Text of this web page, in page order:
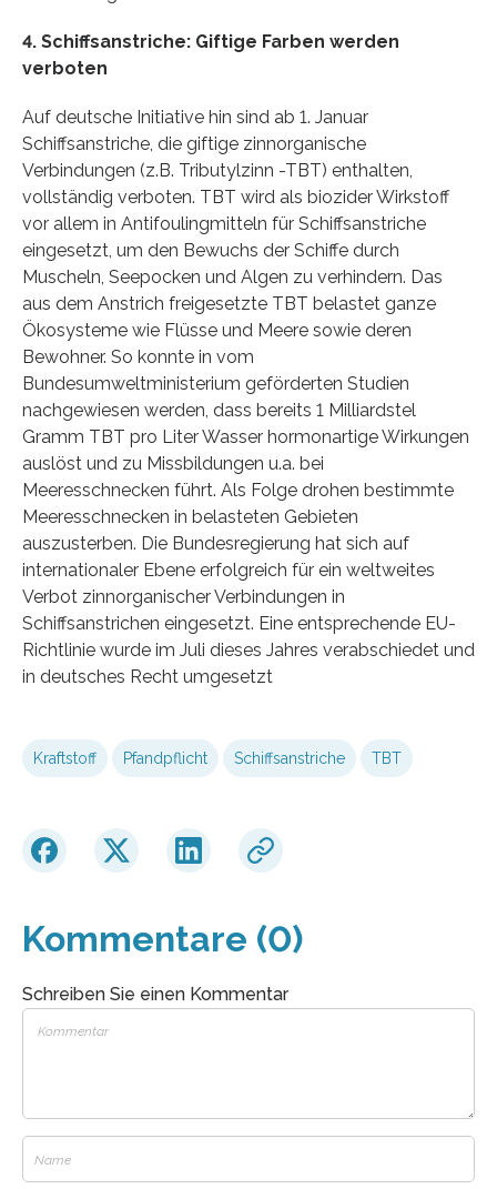
4. Schiffsanstriche: Giftige Farben werden
verboten
Auf deutsche Initiative hin sind ab 1. Januar
Schiffsanstriche, die giftige zinnorganische
Verbindungen (z.B. Tributylzinn -TBT) enthalten,
vollständig verboten. TBT wird als biozider Wirkstoff
vor allem in Antifoulingmitteln für Schiffsanstriche
eingesetzt, um den Bewuchs der Schiffe durch
Muscheln, Seepocken und Algen zu verhindern. Das
aus dem Anstrich freigesetzte TBT belastet ganze
Ökosysteme wie Flüsse und Meere sowie deren
Bewohner. So konnte in vom
Bundesumweltministerium geförderten Studien
nachgewiesen werden, dass bereits 1 Milliardstel
Gramm TBT pro Liter Wasser hormonartige Wirkungen
auslöst und zu Missbildungen u.a. bei
Meeresschnecken führt. Als Folge drohen bestimmte
Meeresschnecken in belasteten Gebieten
auszusterben. Die Bundesregierung hat sich auf
internationaler Ebene erfolgreich für ein weltweites
Verbot zinnorganischer Verbindungen in
Schiffsanstrichen eingesetzt. Eine entsprechende EU-
Richtlinie wurde im Juli dieses Jahres verabschiedet und
in deutsches Recht umgesetzt
Kraftstoff Pfandpflicht Schiffsanstriche TBT
Kommentare (0)
Schreiben Sie einen Kommentar